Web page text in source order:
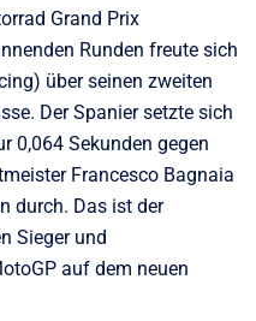
Grand Prix
Runden freute sich
über seinen zweiten
Der Spanier setzte sich
0,064 Sekunden gegen
Francesco Bagnaia
durch. Das ist der
Sieger und
auf dem neuen